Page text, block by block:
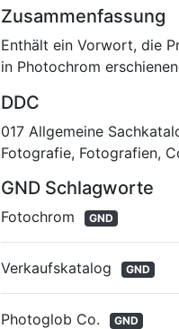
Zusammenfassung
Enthält ein Vorwort, die
in Photochrom
DDC
017 Allgemeine
Fotografie, Fotografien,
GND Schlagworte
Fotochrom GND
Verkaufskatalog GND
Photoglob Co. GND